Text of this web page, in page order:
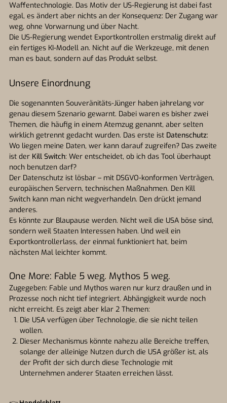
Waffentechnologie. Das Motiv der US-Regierung ist dabei fast
egal, es ändert aber nichts an der Konsequenz: Der Zugang war
weg, ohne Vorwarnung und über Nacht.
Die US-Regierung wendet Exportkontrollen erstmalig direkt auf
ein fertiges KI-Modell an. Nicht auf die Werkzeuge, mit denen
man es baut, sondern auf das Produkt selbst.
Unsere Einordnung
Die sogenannten Souveränitäts-Jünger haben jahrelang vor
genau diesem Szenario gewarnt. Dabei waren es bisher zwei
Themen, die häufig in einem Atemzug genannt, aber selten
wirklich getrennt gedacht wurden. Das erste ist Datenschutz:
Wo liegen meine Daten, wer kann darauf zugreifen? Das zweite
ist der Kill Switch: Wer entscheidet, ob ich das Tool überhaupt
noch benutzen darf?
Der Datenschutz ist lösbar – mit DSGVO-konformen Verträgen,
europäischen Servern, technischen Maßnahmen. Den Kill
Switch kann man nicht wegverhandeln. Den drückt jemand
anderes.
Es könnte zur Blaupause werden. Nicht weil die USA böse sind,
sondern weil Staaten Interessen haben. Und weil ein
Exportkontrollerlass, der einmal funktioniert hat, beim
nächsten Mal leichter kommt.
One More: Fable 5 weg. Mythos 5 weg.
Zugegeben: Fable und Mythos waren nur kurz draußen und in
Prozesse noch nicht tief integriert. Abhängigkeit wurde noch
nicht erreicht. Es zeigt aber klar 2 Themen:
Die USA verfügen über Technologie, die sie nicht teilen
wollen.
Dieser Mechanismus könnte nahezu alle Bereiche treffen,
solange der alleinige Nutzen durch die USA größer ist, als
der Profit der sich durch diese Technologie mit
Unternehmen anderer Staaten erreichen lässt.